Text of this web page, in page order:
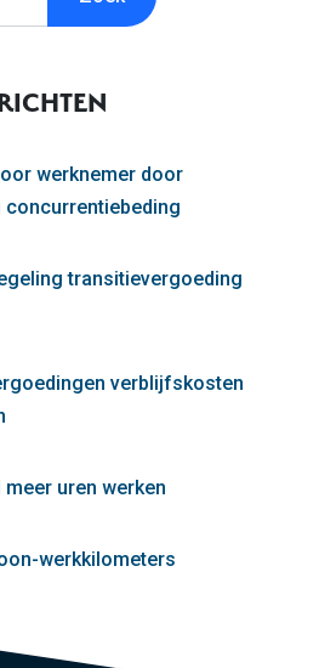
werknemer door
transitievergoeding
verblijfskosten
uren werken
werkkilometers